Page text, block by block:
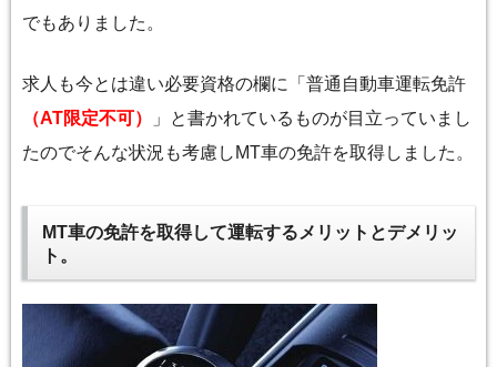
でもありました。
求人も今とは違い必要資格の欄に「普通自動車運転免許
（AT限定不可）
」と書かれているものが目立っていまし
たのでそんな状況も考慮しMT車の免許を取得しました。
MT車の免許を取得して運転するメリットとデメリッ
ト。